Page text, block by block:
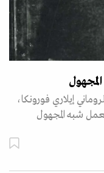
إيلاري فورونكا،
شبه المجهول